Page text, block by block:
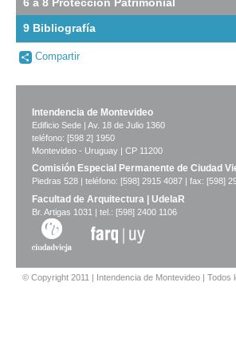
original
Anterior Pausa Siguiente
6 a 8 Protección Patrimonial
9 Bibliografía
no
Compartir
Intendencia de Montevideo
Edificio Sede | Av. 18 de Julio 1360
teléfono: [598 2] 1950
Montevideo - Uruguay | CP 11200
Comisión Especial Permanente de Ciudad
Piedras 528 | teléfono: [598] 2915 4087 | fax: [598]
Facultad de Arquitectura | UdelaR
Br. Artigas 1031 | tel.: [598] 2400 1106
© Copyright 2011 | Intendencia de Montevideo | Todos